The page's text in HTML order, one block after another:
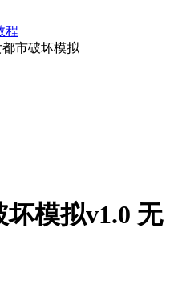
程
市破坏模拟
模拟v1.0 无